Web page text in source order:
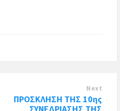
Next
ΠΡΟΣΚΛΗΣΗ ΤΗΣ 10ης